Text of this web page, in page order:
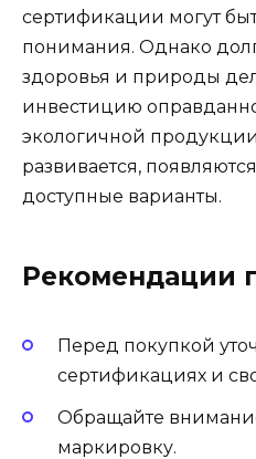
сертификации могут
понимания. Однако
здоровья и природы
инвестицию
экологичной
развивается,
доступные варианты.
Рекомендации
Перед покупкой
сертификациях и
Обращайте
маркировку.